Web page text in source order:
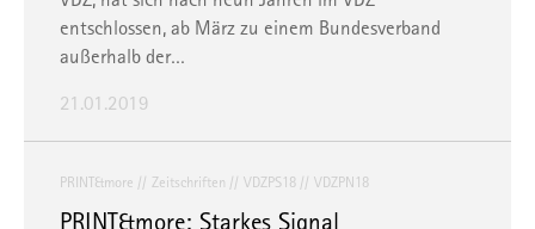
entschlossen, ab März zu einem Bundesverband
außerhalb der…
21.01.2019
PRINT&more Zeitschriften VDZPS18 VDZPN18
PRINT&more: Starkes Signal